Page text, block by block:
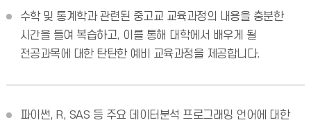
수학 및 통계학과 관련된 중고교 교육과정의 내용을 충분한
시간을 들여 복습하고, 이를 통해 대학에서 배우게 될
전공과목에 대한 탄탄한 예비 교육과정을 제공합니다.
파이썬, R, SAS 등 주요 데이터분석 프로그래밍 언어에 대한